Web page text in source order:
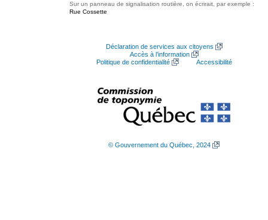
Sur un panneau de signalisation routière, on écrirait, par exemple :
Rue Cossette
Déclaration de services aux citoyens
Accès à l’information
Politique de confidentialité
Accessibilité
© Gouvernement du Québec, 2024